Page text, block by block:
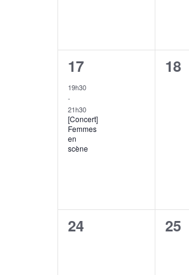
1
évènement,
17
19h30
-
21h30
[Concert]
Femmes
en
scène
0
18
0
24
0
25